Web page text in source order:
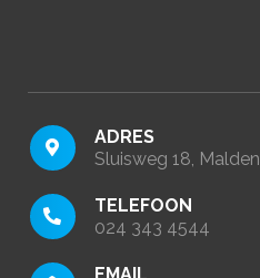
ADRES
Sluisweg 18, Malden
TELEFOON
024 343 4544